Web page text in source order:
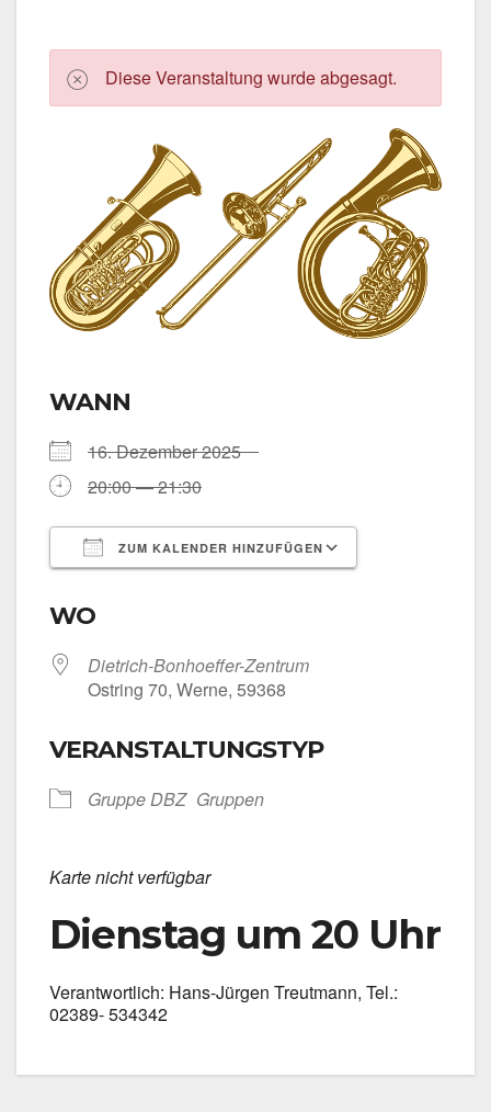
Die­se Ver­an­stal­tung wur­de abge­sagt.
WANN
16. Dezem­ber 2025
20:00 — 21:30
ZUM KALENDER HINZUFÜGEN
WO
Dietrich-Bonhoeffer-Zentrum
Ost­ring 70, Wer­ne, 59368
VERANSTALTUNGSTYP
Grup­pe DBZ Grup­pen
Kar­te nicht ver­füg­bar
Dienstag um 20 Uhr
Ver­ant­wort­lich: Hans-Jürgen Treut­mann, Tel.:
02389- 534342